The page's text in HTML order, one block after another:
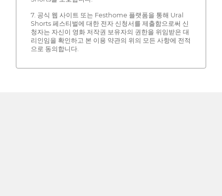
7. 공식 웹 사이트 또는 Festhome 플랫폼을 통해 Ural
Shorts 페스티벌에 대한 전자 신청서를 제출함으로써 신
청자는 자신이 영화 저작권 보유자의 권한을 위임받은 대
리인임을 확인하고 본 이용 약관의 위의 모든 사항에 전적
으로 동의합니다.